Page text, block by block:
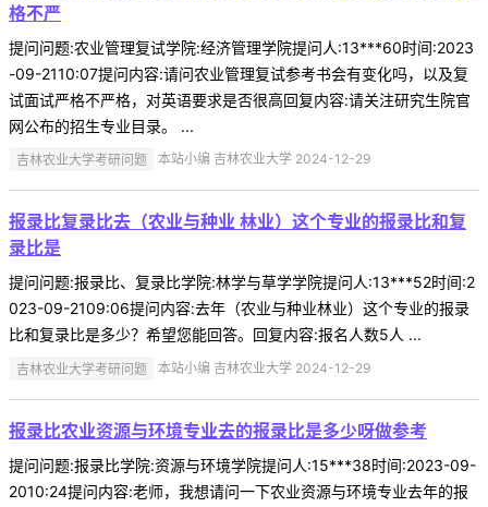
格不严
提问问题:农业管理复试学院:经济管理学院提问人:13***60时间:2023
-09-2110:07提问内容:请问农业管理复试参考书会有变化吗，以及复
试面试严格不严格，对英语要求是否很高回复内容:请关注研究生院官
网公布的招生专业目录。 ...
吉林农业大学考研问题 本站小编 吉林农业大学 2024-12-29
报录比复录比去（农业与种业 林业）这个专业的报录比和复
录比是
提问问题:报录比、复录比学院:林学与草学学院提问人:13***52时间:2
023-09-2109:06提问内容:去年（农业与种业林业）这个专业的报录
比和复录比是多少？希望您能回答。回复内容:报名人数5人 ...
吉林农业大学考研问题 本站小编 吉林农业大学 2024-12-29
报录比农业资源与环境专业去的报录比是多少呀做参考
提问问题:报录比学院:资源与环境学院提问人:15***38时间:2023-09-
2010:24提问内容:老师，我想请问一下农业资源与环境专业去年的报